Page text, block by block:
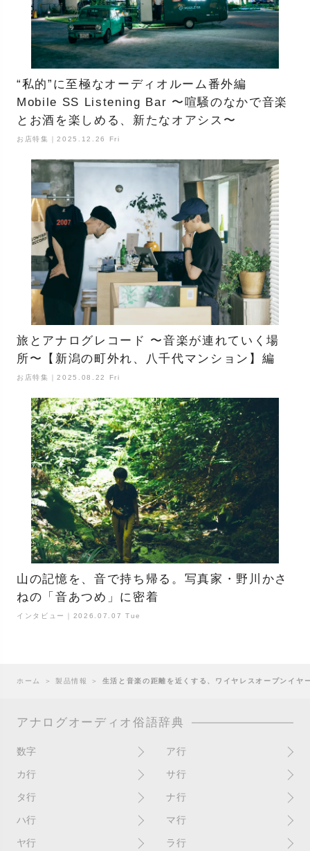
“私的”に至極なオーディオルーム番外編
Mobile SS Listening Bar 〜喧騒のなかで音楽
とお酒を楽しめる、新たなオアシス〜
お店特集｜2025.12.26 Fri
旅とアナログレコード 〜音楽が連れていく場
所〜【新潟の町外れ、八千代マンション】編
お店特集｜2025.08.22 Fri
山の記憶を、音で持ち帰る。写真家・野川かさ
ねの「音あつめ」に密着
インタビュー｜2026.07.07 Tue
ホーム ＞ 製品情報 ＞ 生活と音楽の距離を近くする、ワイヤレスオープンイヤ
アナログオーディオ俗語辞典
数字
10インチ
4チャンネル
ア行
RPM(33,45)
赤盤
アセテート盤
EPアダプター
カ行
書き込み
歌詞記載ジャケット
ガチャ盤
サ行
サイン
CDJ
シールド盤
タ行
ターンテーブル
ダイナフレックス
ナ行
2枚使い
ン）
ハ行
ハウリング
マ行
マスターテンポ
ヤ行 ラ行